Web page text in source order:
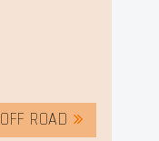
OFF ROAD